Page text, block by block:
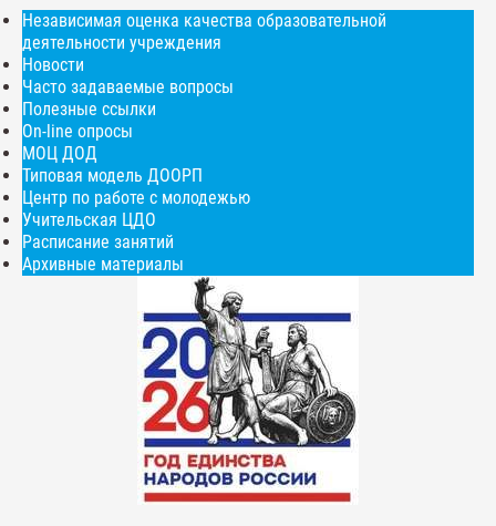
Независимая оценка качества образовательной
деятельности учреждения
Новости
Часто задаваемые вопросы
Полезные ссылки
On-line опросы
МОЦ ДОД
Типовая модель ДООРП
Центр по работе с молодежью
Учительская ЦДО
Расписание занятий
Архивные материалы